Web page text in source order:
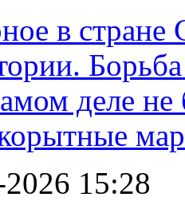
в стране
деле
15:28